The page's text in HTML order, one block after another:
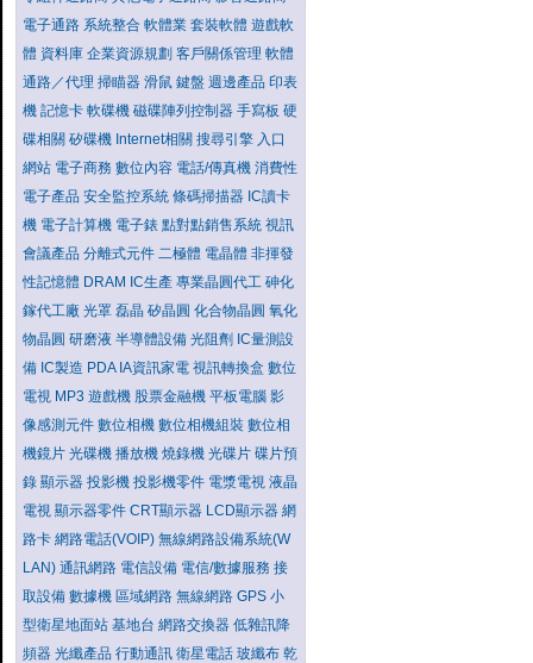
電子通路 系統整合 軟體業 套裝軟體 遊戲軟
體 資料庫 企業資源規劃 客戶關係管理 軟體
通路／代理 掃瞄器 滑鼠 鍵盤 週邊產品 印表
機 記憶卡 軟碟機 磁碟陣列控制器 手寫板 硬
碟相關 矽碟機 Internet相關 搜尋引擎 入口
網站 電子商務 數位內容 電話/傳真機 消費性
電子產品 安全監控系統 條碼掃描器 IC讀卡
機 電子計算機 電子錶 點對點銷售系統 視訊
會議產品 分離式元件 二極體 電晶體 非揮發
性記憶體 DRAM IC生產 專業晶圓代工 砷化
鎵代工廠 光罩 磊晶 矽晶圓 化合物晶圓 氧化
物晶圓 研磨液 半導體設備 光阻劑 IC量測設
備 IC製造 PDA IA資訊家電 視訊轉換盒 數位
電視 MP3 遊戲機 股票金融機 平板電腦 影
像感測元件 數位相機 數位相機組裝 數位相
機鏡片 光碟機 播放機 燒錄機 光碟片 碟片預
錄 顯示器 投影機 投影機零件 電漿電視 液晶
電視 顯示器零件 CRT顯示器 LCD顯示器 網
路卡 網路電話(VOIP) 無線網路設備系統(W
LAN) 通訊網路 電信設備 電信/數據服務 接
取設備 數據機 區域網路 無線網路 GPS 小
型衛星地面站 基地台 網路交換器 低雜訊降
頻器 光纖產品 行動通訊 衛星電話 玻纖布 乾